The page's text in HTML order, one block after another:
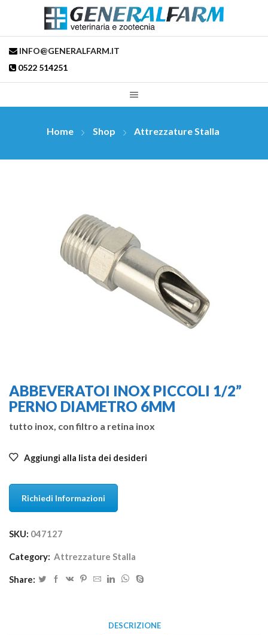
INFO@GENERALFARM.IT
0522 514251
Home Shop Attrezzature Stalla
ABBEVERATOI INOX PICCOLI 1/2”
PERNO DIAMETRO 6MM
tutto inox, con filtro a retina inox
Aggiungi alla lista dei desideri
Richiedi Informazioni
SKU: 047127
Category: Attrezzature Stalla
Share:
DESCRIZIONE